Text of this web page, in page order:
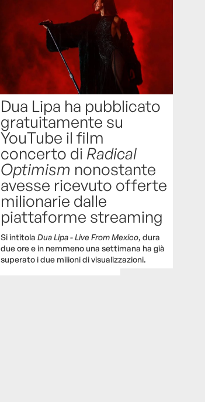
Dua Lipa ha pubblicato
gratuitamente su
YouTube il film
concerto di Radical
Optimism nonostante
avesse ricevuto offerte
milionarie dalle
piattaforme streaming
Si intitolaDua Lipa - Live From Mexico, dura
due ore e in nemmeno una settimana ha già
superato i due milioni di visualizzazioni.